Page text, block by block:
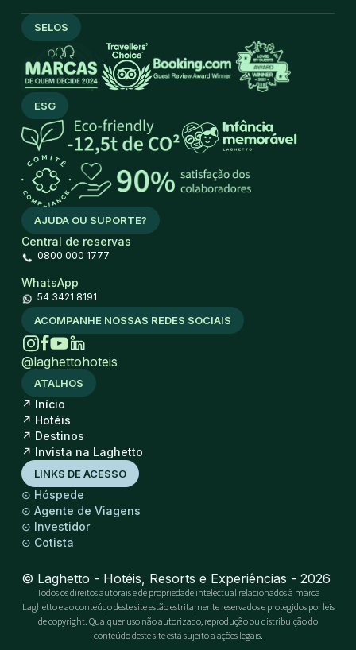
AJUDA OU SUPORTE?
Central de reservas
0800 000 1777
WhatsApp
54 3421 8191
SELOS
ESG
ACOMPANHE NOSSAS REDES SOCIAIS
@laghettohoteis
ATALHOS
↗ Início
↗ Hotéis
↗ Destinos
↗ Invista na Laghetto
LINKS DE ACESSO
⊙ Hóspede
⊙ Agente de Viagens
⊙ Investidor
⊙ Cotista
© Laghetto - Hotéis, Resorts e Experiências - 2026
Todos os direitos autorais e de propriedade intelectual relacionados à marca
Laghetto e ao conteúdo deste site estão estritamente reservados e protegidos por leis
de copyright. Qualquer uso não autorizado, reprodução ou distribuição do
conteúdo deste site está sujeito a ações legais.